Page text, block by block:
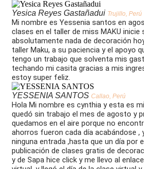
Yesica Reyes Gastañadui Trujillo, Perú
Mi nombre es Yessenia santos en
clases en el taller de miss MAKU inicie
absolutamente nada de decoración
taller Maku, a su paciencia y el apoyo
tengo un trabajo que solventa mis
techando mi casita gracias a mis
estoy super feliz.
YESSENIA SANTOS Callao, Perú
Hola Mi nombre es cynthia y esta es
quedó sin trabajo el mes de agosto y
quedamos en el aire porque no
ahorros fueron cada día acabándose ,
ninguna entrada ,hasta que un día por
publicación de clases gratis de
y de Sapa hice click y me llevo al